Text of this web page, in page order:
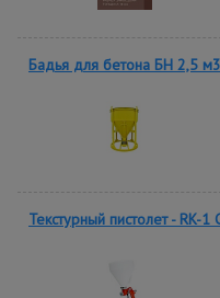
Бадья для бетона БН 2,5
Текстурный пистолет - RK-1